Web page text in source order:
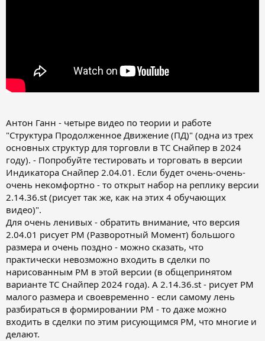
Антон Ганн - четыре видео по теории и работе
"Структура Продолженное Движение (ПД)" (одна из трех
основных структур для торговли в ТС Снайпер в 2024
году). - Попробуйте тестировать и торговать в версии
Индикатора Снайпер 2.04.01. Если будет очень-очень-
очень некомфортно - то открыт набор на реплику версии
2.14.36.st (рисует так же, как на этих 4 обучающих
видео)".
Для очень ленивых - обратить внимание, что версия
2.04.01 рисует РМ (Разворотный Момент) большого
размера и очень поздно - можно сказать, что
практически невозможно входить в сделки по
нарисованным РМ в этой версии (в общепринятом
варианте ТС Снайпер 2024 года). А 2.14.36.st - рисует РМ
малого размера и своевременно - если самому лень
разбираться в формировании РМ - то даже можно
входить в сделки по этим рисующимся РМ, что многие и
делают.